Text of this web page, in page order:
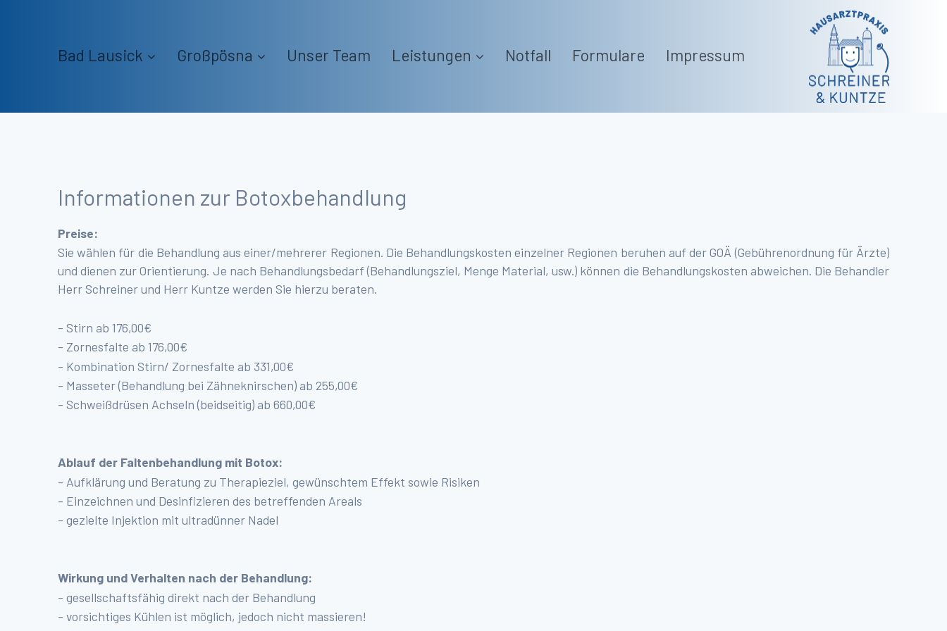
Bad Lausick Großpösna Unser Team Leistungen Notfall Formulare Impressum
Informationen zur Botoxbehandlung
Preise:
Sie wählen für die Behandlung aus einer/mehrerer Regionen. Die Behandlungskosten einzelner Regionen beruhen auf der GOÄ (Gebührenordnung für Ärzte)
und dienen zur Orientierung. Je nach Behandlungsbedarf (Behandlungsziel, Menge Material, usw.) können die Behandlungskosten abweichen. Die Behandler
Herr Schreiner und Herr Kuntze werden Sie hierzu beraten.
- Stirn ab 176,00€
- Zornesfalte ab 176,00€
- Kombination Stirn/ Zornesfalte ab 331,00€
- Masseter (Behandlung bei Zähneknirschen) ab 255,00€
- Schweißdrüsen Achseln (beidseitig) ab 660,00€
Ablauf der Faltenbehandlung mit Botox:
- Aufklärung und Beratung zu Therapieziel, gewünschtem Effekt sowie Risiken
- Einzeichnen und Desinfizieren des betreffenden Areals
- gezielte Injektion mit ultradünner Nadel
Wirkung und Verhalten nach der Behandlung:
- gesellschaftsfähig direkt nach der Behandlung
- vorsichtiges Kühlen ist möglich, jedoch nicht massieren!